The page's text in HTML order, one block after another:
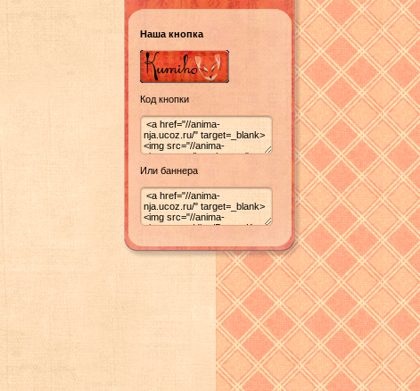
Наша кнопка
Код кнопки
Или баннера